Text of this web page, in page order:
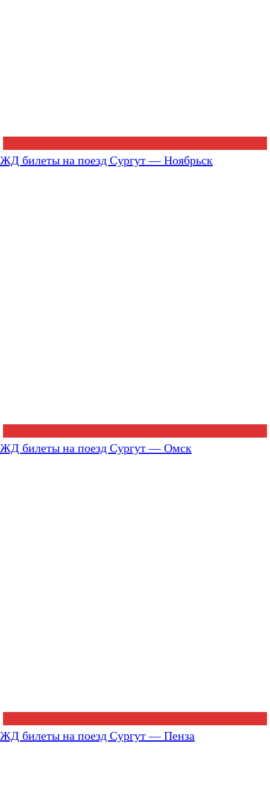
ЖД билеты на поезд Сургут — Ноябрьск
ЖД билеты на поезд Сургут — Омск
ЖД билеты на поезд Сургут — Пенза